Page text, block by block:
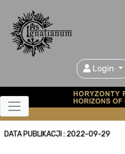
Login
DATA PUBLIKACJI : 2022-09-29